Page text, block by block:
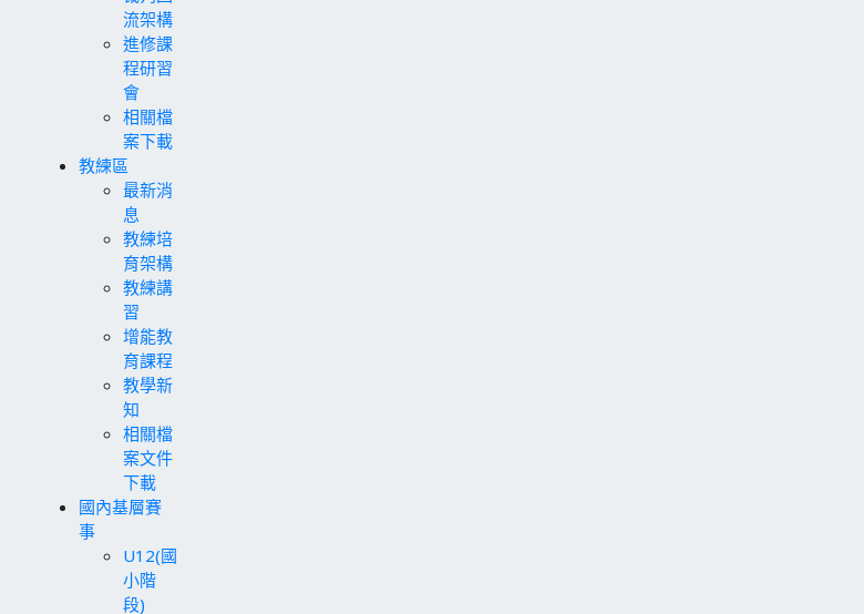
流架構
進修課
程研習
會
相關檔
案下載
教練區
最新消
息
教練培
育架構
教練講
習
增能教
育課程
教學新
知
相關檔
案文件
下載
國內基層賽
事
U12(國
小階
段)